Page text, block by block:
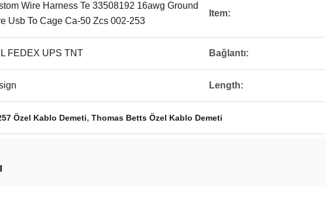
Wire Harness Te 33508192 16awg Ground
Usb To Cage Ca-50 Zcs 002-253
Item:
FEDEX UPS TNT Bağlantı:
Length:
Özel Kablo Demeti, Thomas Betts Özel Kablo Demeti